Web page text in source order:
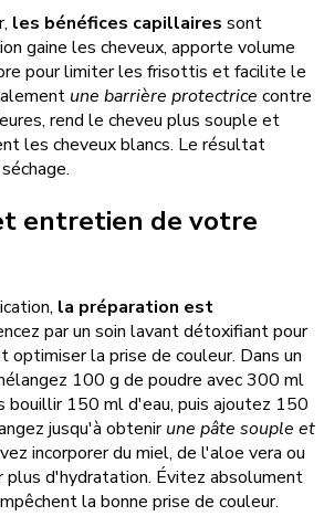
les bénéfices capillaires sont
gaine les cheveux, apporte volume
pour limiter les frisottis et facilite le
une barrière protectrice contre
rend le cheveu plus souple et
les cheveux blancs. Le résultat
entretien de votre
la préparation est
par un soin lavant détoxifiant pour
optimiser la prise de couleur. Dans un
100 g de poudre avec 300 ml
bouillir 150 ml d'eau, puis ajoutez 150
jusqu'à obtenirune pâte souple et
incorporer du miel, de l'aloe vera ou
plus d'hydratation. Évitez absolument
la bonne prise de couleur.